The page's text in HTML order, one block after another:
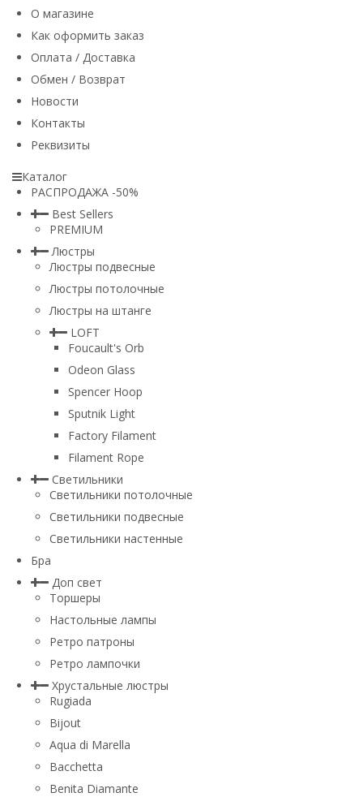
О магазине
Как оформить заказ
Оплата / Доставка
Обмен / Возврат
Новости
Контакты
Реквизиты
Каталог
РАСПРОДАЖА -50%
Best Sellers
PREMIUM
Люстры
Люстры подвесные
Люстры потолочные
Люстры на штанге
LOFT
Foucault's Orb
Odeon Glass
Spencer Hoop
Sputnik Light
Factory Filament
Filament Rope
Светильники
Светильники потолочные
Светильники подвесные
Светильники настенные
Бра
Доп свет
Торшеры
Настольные лампы
Ретро патроны
Ретро лампочки
Хрустальные люстры
Rugiada
Bijout
Aqua di Marella
Bacchetta
Benita Diamante